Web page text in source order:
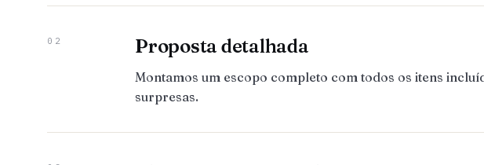
02 Proposta detalhada
Montamos um escopo completo com todos os itens
surpresas.